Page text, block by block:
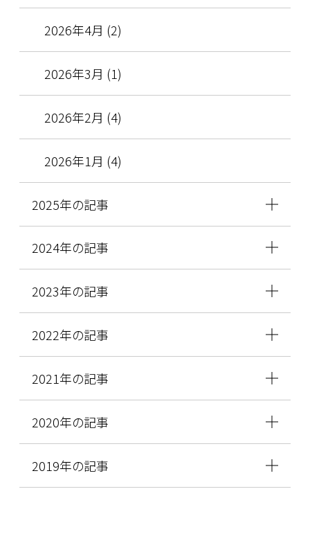
2026年4月 (2)
2026年3月 (1)
2026年2月 (4)
2026年1月 (4)
2025年の記事
2024年の記事
2023年の記事
2022年の記事
2021年の記事
2020年の記事
2019年の記事